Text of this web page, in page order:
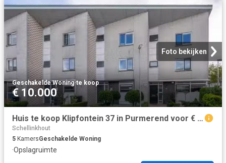
Foto bekijken
Geschakelde Woning·te koop
€ 10.000
Huis te koop Klipfontein 37 in Purmerend voor € 515.000
Schellinkhout
5 KamersGeschakelde Woning
·Opslagruimte